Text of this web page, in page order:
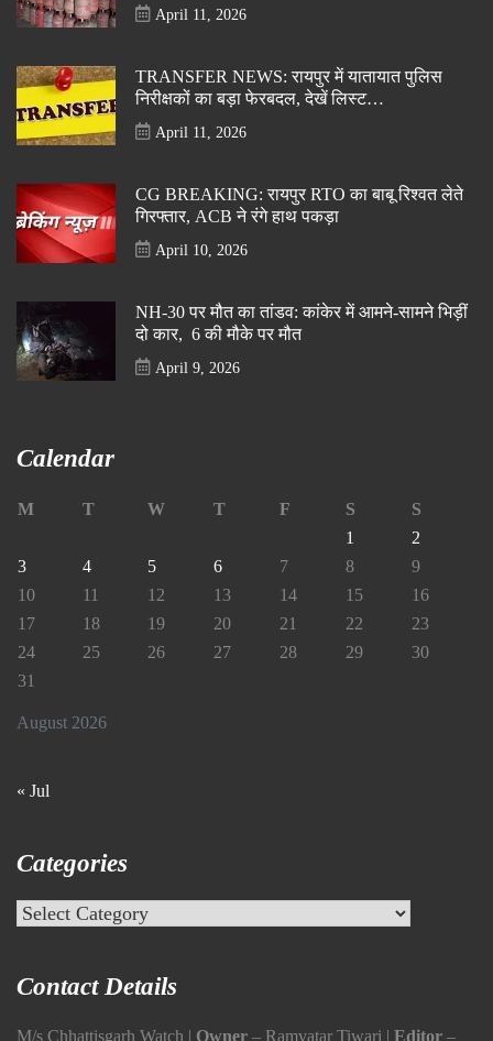
April 11, 2026
TRANSFER NEWS: रायपुर में यातायात पुलिस
निरीक्षकों का बड़ा फेरबदल, देखें लिस्ट…
April 11, 2026
CG BREAKING: रायपुर RTO का बाबू रिश्वत लेते
गिरफ्तार, ACB ने रंगे हाथ पकड़ा
April 10, 2026
NH-30 पर मौत का तांडव: कांकेर में आमने-सामने भिड़ीं
दो कार, 6 की मौके पर मौत
April 9, 2026
Calendar
August 2026
M T W T F S
S
1
2
3
4 5 6 7 8
9
10
11 12 13 14 15
16
17
18 19 20 21 22
23
24
25 26 27 28 29
30
31
« Jul
Categories
Categories
Contact Details
M/s Chhattisgarh Watch | Owner – Ramvatar Tiwari | Editor –